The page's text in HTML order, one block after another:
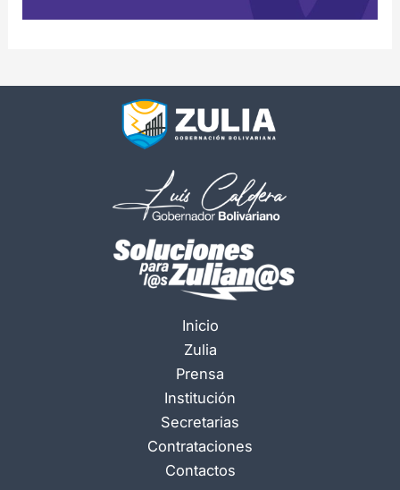
Inicio
Zulia
Prensa
Institución
Secretarias
Contrataciones
Contactos